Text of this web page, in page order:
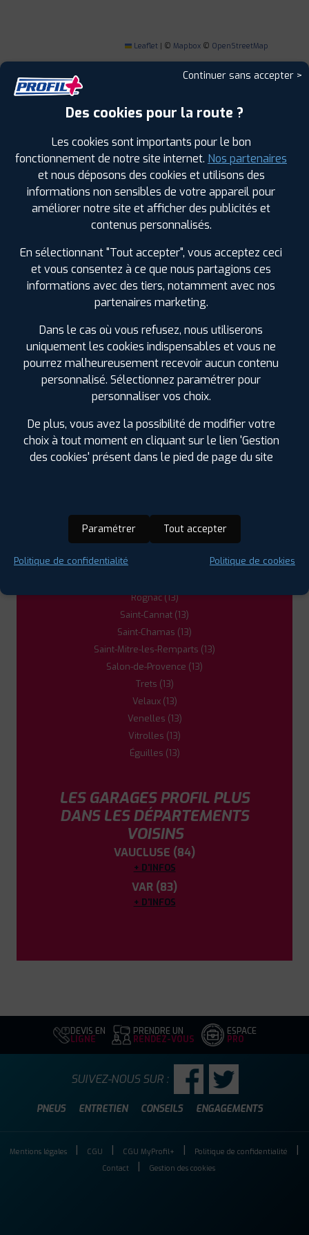
Leaflet | © Mapbox © OpenStreetMap
PROFIL PLUSCAVAILLON
1617 RTE DE L'ISLE SUR LA SORGUE84300
CAVAILLON
0490760826
+D'INFOS
LES GARAGES PROFIL PLUS
DANS LES VILLES À PROXIMITÉ
Aix-en-Provence (13)
Berre-l'Étang (13)
Eyguières (13)
Gémenos (13)
Istres (13)
La Fare-les-Oliviers (13)
Mallemort (13)
Miramas (13)
Rognac (13)
Saint-Cannat (13)
Saint-Chamas (13)
Saint-Mitre-les-Remparts (13)
Salon-de-Provence (13)
Trets (13)
Velaux (13)
Venelles (13)
Vitrolles (13)
Éguilles (13)
LES GARAGES PROFIL PLUS
DANS LES DÉPARTEMENTS
VOISINS
VAUCLUSE (84)
+ D'INFOS
VAR (83)
+ D'INFOS
DEVIS EN
LIGNE
PRENDRE UN
RENDEZ-VOUS
ESPACE
PRO
PNEUS ENTRETIEN CONSEILS ENGAGEMENTS
SUIVEZ-NOUS SUR :
Mentions légales CGU CGU MyProfil+
Politique de confidentialité
Contact
Gestion des cookies
Continuer sans accepter >
Des cookies pour la route ?
Les cookies sont importants pour le bon
fonctionnement de notre site internet. Nos partenaires
et nous déposons des cookies et utilisons des
informations non sensibles de votre appareil pour
améliorer notre site et afficher des publicités et
contenus personnalisés.
En sélectionnant "Tout accepter", vous acceptez ceci
et vous consentez à ce que nous partagions ces
informations avec des tiers, notamment avec nos
partenaires marketing.
Dans le cas où vous refusez, nous utiliserons
uniquement les cookies indispensables et vous ne
pourrez malheureusement recevoir aucun contenu
personnalisé. Sélectionnez paramétrer pour
personnaliser vos choix.
De plus, vous avez la possibilité de modifier votre
choix à tout moment en cliquant sur le lien 'Gestion
des cookies' présent dans le pied de page du site
Paramétrer Tout accepter
Politique de confidentialité Politique de cookies